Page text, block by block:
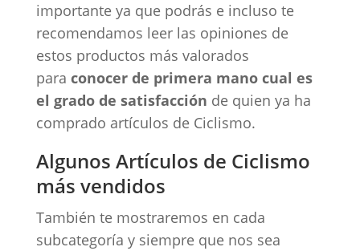
importante ya que podrás e incluso te
recomendamos leer las opiniones de
estos productos más valorados
para conocer de primera mano cual es
el grado de satisfacción de quien ya ha
comprado artículos de Ciclismo.
Algunos Artículos de Ciclismo
más vendidos
También te mostraremos en cada
subcategoría y siempre que nos sea